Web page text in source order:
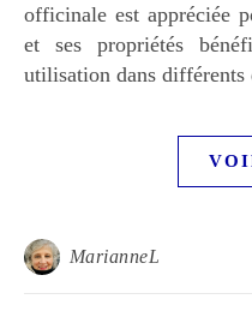
officinale est appréciée
et ses propriétés
utilisation dans
MarianneL